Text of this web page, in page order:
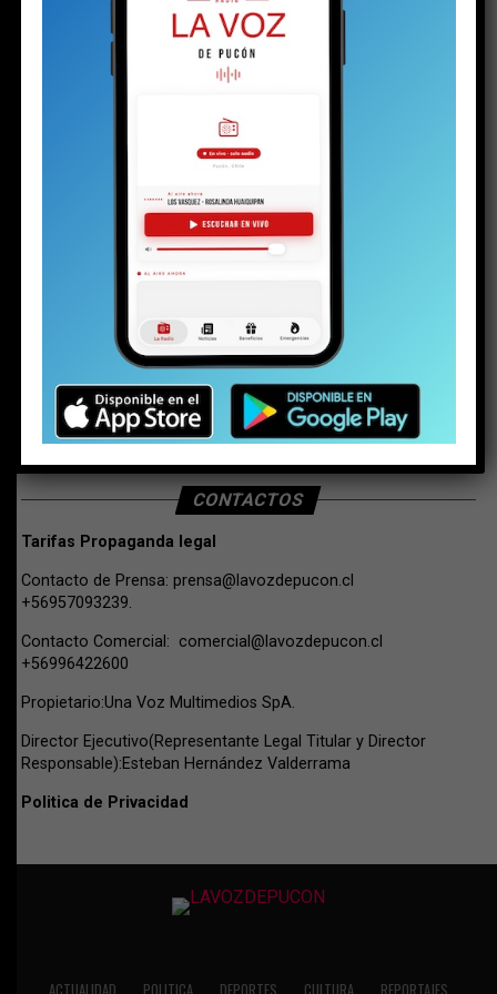
BUSCAR
CONTACTOS
Tarifas Propaganda legal
Contacto de Prensa: prensa@lavozdepucon.cl
+56957093239.
Contacto Comercial: comercial@lavozdepucon.cl
+56996422600
Propietario:Una Voz Multimedios SpA.
Director Ejecutivo(Representante Legal Titular y Director
Responsable):Esteban Hernández Valderrama
Politica de Privacidad